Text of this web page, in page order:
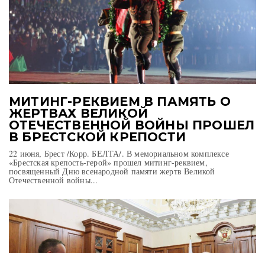
МИТИНГ-РЕКВИЕМ В ПАМЯТЬ О
ЖЕРТВАХ ВЕЛИКОЙ
ОТЕЧЕСТВЕННОЙ ВОЙНЫ ПРОШЕЛ
В БРЕСТСКОЙ КРЕПОСТИ
22 июня, Брест /Корр. БЕЛТА/. В мемориальном комплексе
«Брестская крепость-герой» прошел митинг-реквием,
посвященный Дню всенародной памяти жертв Великой
Отечественной войны...